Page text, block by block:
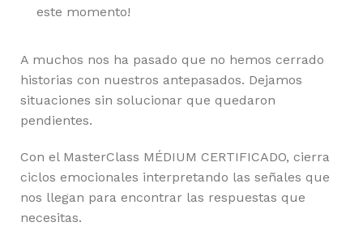
este momento!
A muchos nos ha pasado que no hemos cerrado
historias con nuestros antepasados. Dejamos
situaciones sin solucionar que quedaron
pendientes.
Con el MasterClass MÉDIUM CERTIFICADO, cierra
ciclos emocionales interpretando las señales que
nos llegan para encontrar las respuestas que
necesitas.